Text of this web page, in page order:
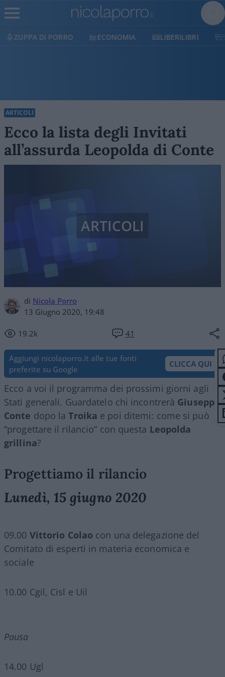
ECONOMIA LIBERILIBRI SHOP SOSTIENICI
ARTICOLI
Ecco la lista degli Invitati
all’assurda Leopolda di Conte
di Nicola Porro
13 Giugno 2020, 19:48
19.2k 41
ARTICOLI
Aggiungi nicolaporro.it alle tue fonti
preferite su Google
CLICCA QUI
Ecco a voi il programma dei prossimi giorni agli
Stati generali. Guardatelo chi incontrerà Giuseppe
Conte dopo laTroika e poi ditemi: come si può
“progettare il rilancio” con questa Leopolda
grillina?
Progettiamo il rilancio
Lunedì, 15 giugno 2020
09.00 Vittorio Colao con una delegazione del
Comitato di esperti in materia economica e
sociale
10.00 Cgil, Cisl e Uil
Pausa
14.00 Ugl